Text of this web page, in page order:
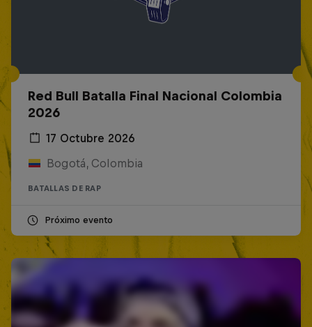
Red Bull Batalla Final Nacional Colombia
2026
17 Octubre 2026
Bogotá, Colombia
BATALLAS DE RAP
Próximo evento